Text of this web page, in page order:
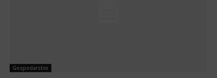
Gospodarstvo